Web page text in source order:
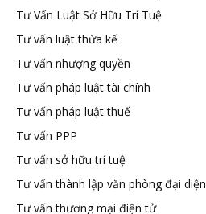
Tư Vấn Luật Sở Hữu Trí Tuệ
Tư vấn luật thừa kế
Tư vấn nhượng quyền
Tư vấn pháp luật tài chính
Tư vấn pháp luật thuế
Tư vấn PPP
Tư vấn sở hữu trí tuệ
Tư vấn thành lập văn phòng đại diện
Tư vấn thương mại điện tử